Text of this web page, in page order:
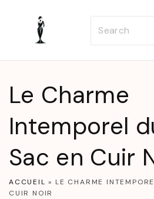
Le Charme
Intemporel
Sac en Cuir
ACCUEIL » LE CHARME
CUIR NOIR